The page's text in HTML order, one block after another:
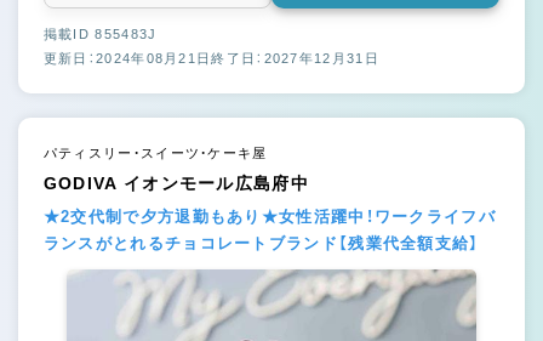
掲載ID 855483J
更新日：2024年08月21日終了日：2027年12月31日
パティスリー・スイーツ・ケーキ屋
GODIVA イオンモール広島府中
★2交代制で夕方退勤もあり★女性活躍中！ワークライフバ
ランスがとれるチョコレートブランド【残業代全額支給】